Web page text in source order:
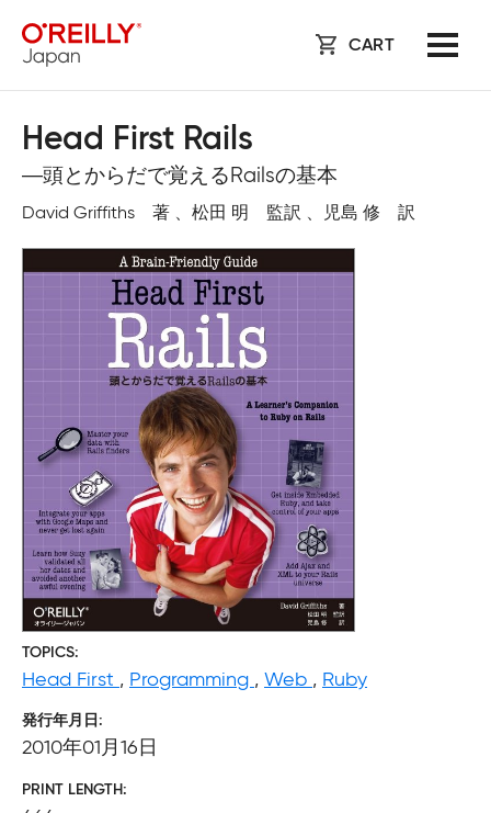
CART
Head First Rails
―頭とからだで覚えるRailsの基本
David Griffiths 著 、松田 明 監訳 、児島 修 訳
TOPICS
Head First , Programming , Web , Ruby
発行年月日
2010年01月16日
PRINT LENGTH